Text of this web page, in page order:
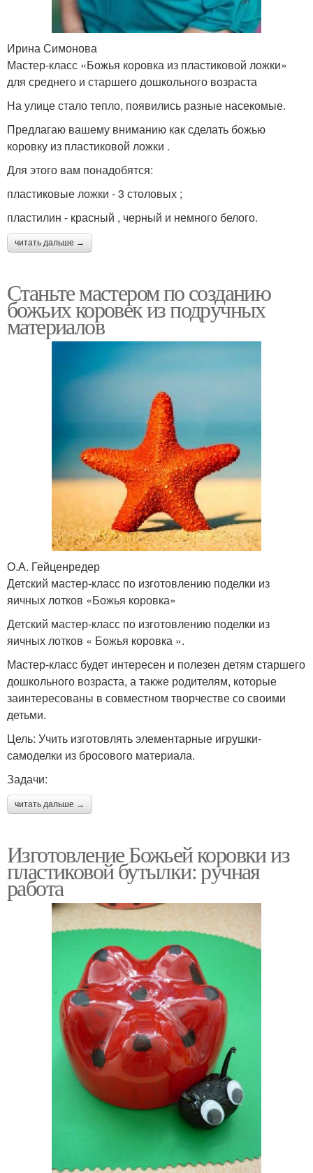
Ирина Симонова
Мастер-класс «Божья коровка из пластиковой ложки»
для среднего и старшего дошкольного возраста
На улице стало тепло, появились разные насекомые.
Предлагаю вашему вниманию как сделать божью
коровку из пластиковой ложки .
Для этого вам понадобятся:
пластиковые ложки - 3 столовых ;
пластилин - красный , черный и немного белого.
читать дальше →
Станьте мастером по созданию
божьих коровек из подручных
материалов
О.А. Гейценредер
Детский мастер-класс по изготовлению поделки из
яичных лотков «Божья коровка»
Детский мастер-класс по изготовлению поделки из
яичных лотков « Божья коровка ».
Мастер-класс будет интересен и полезен детям старшего
дошкольного возраста, а также родителям, которые
заинтересованы в совместном творчестве со своими
детьми.
Цель: Учить изготовлять элементарные игрушки-
самоделки из бросового материала.
Задачи:
читать дальше →
Изготовление Божьей коровки из
пластиковой бутылки: ручная
работа